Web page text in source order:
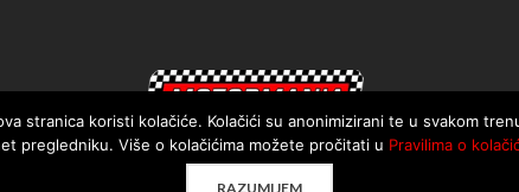
stranica koristi kolačiće. Kolačići su anonimizirani te u svakom
pregledniku. Više o kolačićima možete pročitati u Pravilima o
RAZUMIJEM